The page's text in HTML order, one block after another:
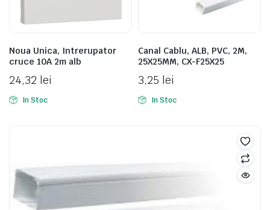
Noua Unica, Intrerupator
cruce 10A 2m alb
24,32 lei
In Stoc
Canal Cablu, ALB, PVC, 2M,
25X25MM, CX-F25X25
3,25 lei
In Stoc